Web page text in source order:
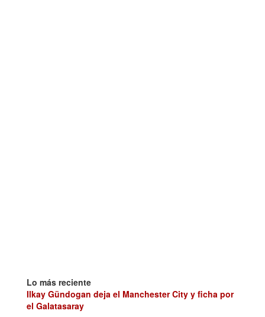
Lo más reciente
Ilkay Gündogan deja el Manchester City y ficha por
el Galatasaray